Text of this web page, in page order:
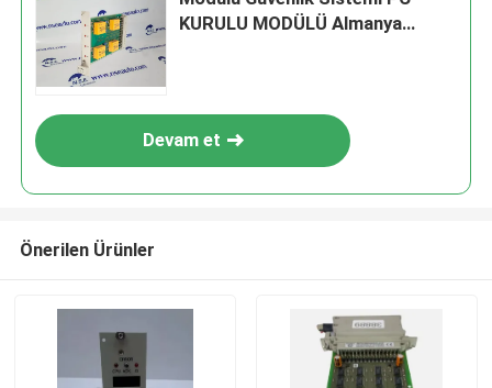
KURULU MODÜLÜ Almanya
Devam et
Önerilen Ürünler